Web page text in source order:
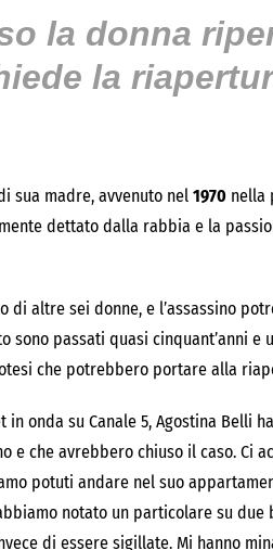
la donna
la
sua madre, avvenuto nel 1970 nella
dettato dalla rabbia e la
altre sei donne, e l’assassino
sono passati quasi cinquant’anni e
che potrebbero portare alla
onda su Canale 5, Agostina Belli
e che avrebbero chiuso il caso. Ci
potuti andare nel suo
notato un particolare su due
di essere sigillate. Mi hanno